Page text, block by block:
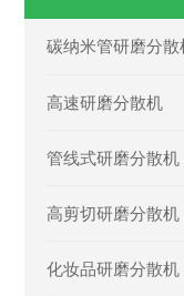
碳纳米管研磨分散
高速研磨分散机
管线式研磨分散机
高剪切研磨分散机
化妆品研磨分散机